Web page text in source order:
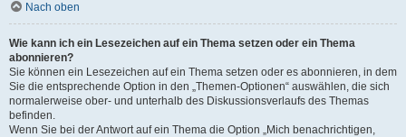
Nach oben
Wie kann ich ein Lesezeichen auf ein Thema setzen oder ein Thema
abonnieren?
Sie können ein Lesezeichen auf ein Thema setzen oder es abonnieren, in dem
Sie die entsprechende Option in den „Themen-Optionen“ auswählen, die sich
normalerweise ober- und unterhalb des Diskussionsverlaufs des Themas
befinden.
Wenn Sie bei der Antwort auf ein Thema die Option „Mich benachrichtigen,